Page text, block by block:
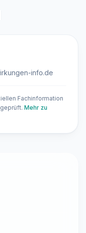
info.de
Fachinformation
Mehr zu